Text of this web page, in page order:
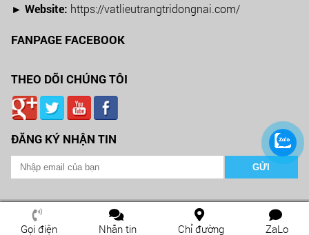
► Website: https://vatlieutrangtridongnai.com/
FANPAGE FACEBOOK
THEO DÕI CHÚNG TÔI
ĐĂNG KÝ NHẬN TIN
2026 Copyright ©
CÔNG TY VẬT LIỆU TRANG TRÍ XÂY DỰNG BÌNH NAM
Web Design by
Nina.vn
Gọi điện Nhắn tin Chỉ đường ZaLo